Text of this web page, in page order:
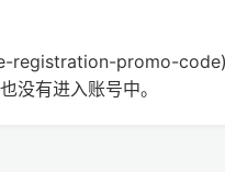
registration-promo-
没有进入账号中。